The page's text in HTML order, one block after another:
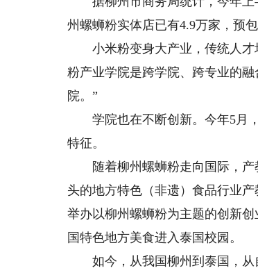
州螺蛳粉实体店已有4.9万家，预
小米粉变身大产业，传统人才
粉产业学院是跨学院、跨专业的
院。”
学院也在不断创新。今年5月，
特征。
随着柳州螺蛳粉走向国际，产
头的地方特色（非遗）食品行业
举办以柳州螺蛳粉为主题的创新
国特色地方美食进入泰国校园。
如今，从我国柳州到泰国，从